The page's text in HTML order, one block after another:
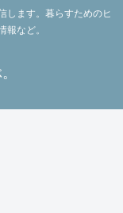
します。暮らすためのヒ
報など。